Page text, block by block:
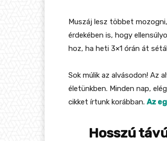
Muszáj lesz többet
érdekében is, hogy
hoz, ha heti 3×1 órán át
Sok múlik az alvásodon! Az
életünkben. Minden nap,
cikket írtunk korábban. Az
Hosszú